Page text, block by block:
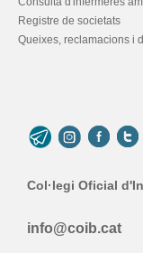
Registre de societats
Queixes, reclamacions i
Col·legi Oficial
info@coib.cat